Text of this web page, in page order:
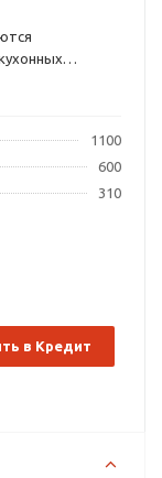
1100
600
310
в Кредит